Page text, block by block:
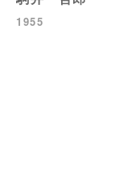
1955